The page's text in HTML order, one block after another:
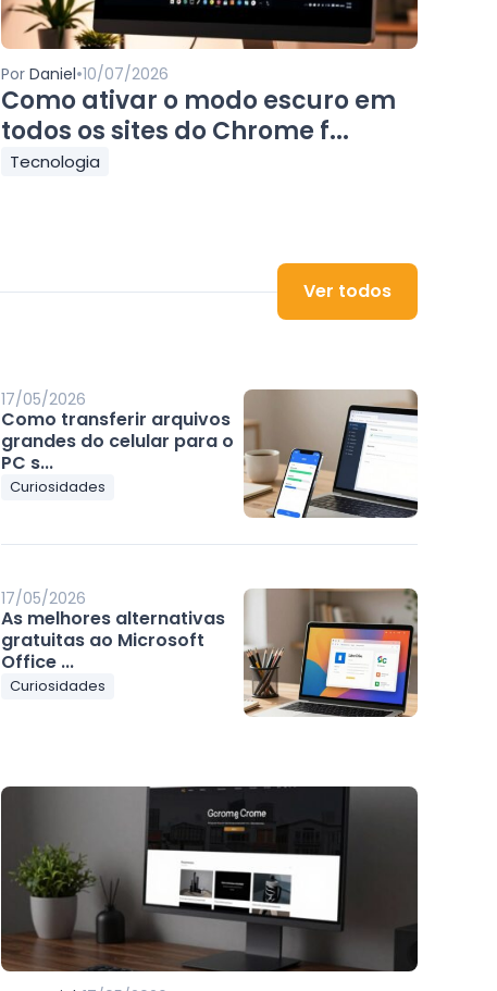
Por Daniel•10/07/2026
Como ativar o modo escuro em
todos os sites do Chrome f...
Tecnologia
Ver todos
17/05/2026
Como transferir arquivos
grandes do celular para o
PC s...
Curiosidades
17/05/2026
As melhores alternativas
gratuitas ao Microsoft
Office ...
Curiosidades